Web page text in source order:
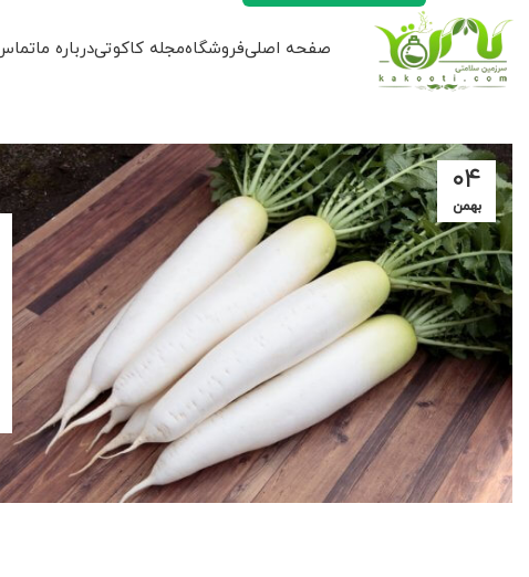
صفحه اصلیفروشگاهمجله کاکوتیدرباره ما
۰۴
بهمن